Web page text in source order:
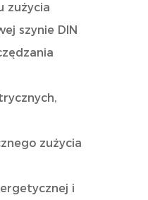
zużycia
szynie DIN
zużycia
i